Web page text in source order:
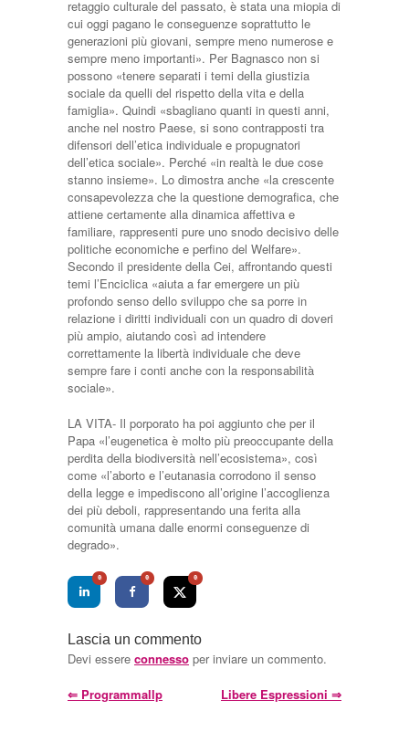
retaggio culturale del passato, è stata una miopia di
cui oggi pagano le conseguenze soprattutto le
generazioni più giovani, sempre meno numerose e
sempre meno importanti». Per Bagnasco non si
possono «tenere separati i temi della giustizia
sociale da quelli del rispetto della vita e della
famiglia». Quindi «sbagliano quanti in questi anni,
anche nel nostro Paese, si sono contrapposti tra
difensori dell’etica individuale e propugnatori
dell’etica sociale». Perché «in realtà le due cose
stanno insieme». Lo dimostra anche «la crescente
consapevolezza che la questione demografica, che
attiene certamente alla dinamica affettiva e
familiare, rappresenti pure uno snodo decisivo delle
politiche economiche e perfino del Welfare».
Secondo il presidente della Cei, affrontando questi
temi l’Enciclica «aiuta a far emergere un più
profondo senso dello sviluppo che sa porre in
relazione i diritti individuali con un quadro di doveri
più ampio, aiutando così ad intendere
correttamente la libertà individuale che deve
sempre fare i conti anche con la responsabilità
sociale».
LA VITA- Il porporato ha poi aggiunto che per il
Papa «l’eugenetica è molto più preoccupante della
perdita della biodiversità nell’ecosistema», così
come «l’aborto e l’eutanasia corrodono il senso
della legge e impediscono all’origine l’accoglienza
dei più deboli, rappresentando una ferita alla
comunità umana dalle enormi conseguenze di
degrado».
0 0 0
Lascia un commento
Devi essere connesso per inviare un commento.
⇐ Programmallp Libere Espressioni ⇒